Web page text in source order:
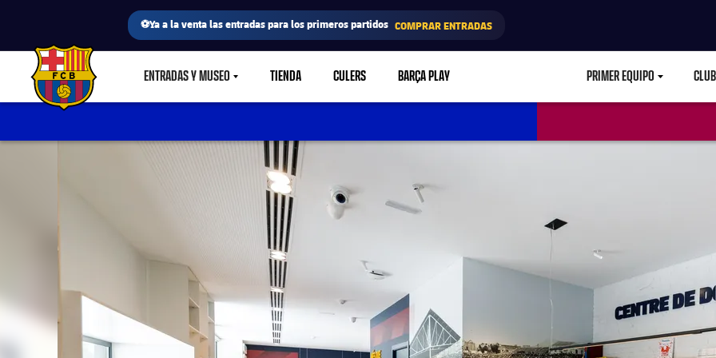
⚽Ya a la venta las entradas para los primeros partidos COMPRAR ENTRADAS
FC Barcelona club badge ENTRADAS Y MUSEOLABEL.SHARE.CARETDOWN
TIENDA CULERS BARÇA PLAY PRIMER EQUIPO CLUB